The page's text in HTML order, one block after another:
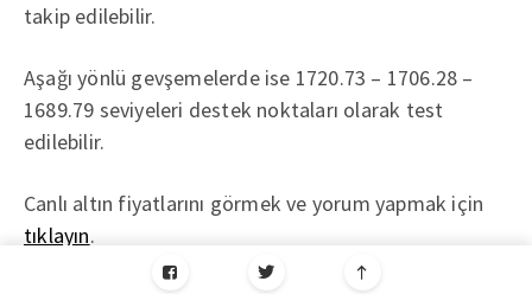
takip edilebilir.
Aşağı yönlü gevşemelerde ise 1720.73 – 1706.28 –
1689.79 seviyeleri destek noktaları olarak test
edilebilir.
Canlı altın fiyatlarını görmek ve yorum yapmak için
tıklayın.